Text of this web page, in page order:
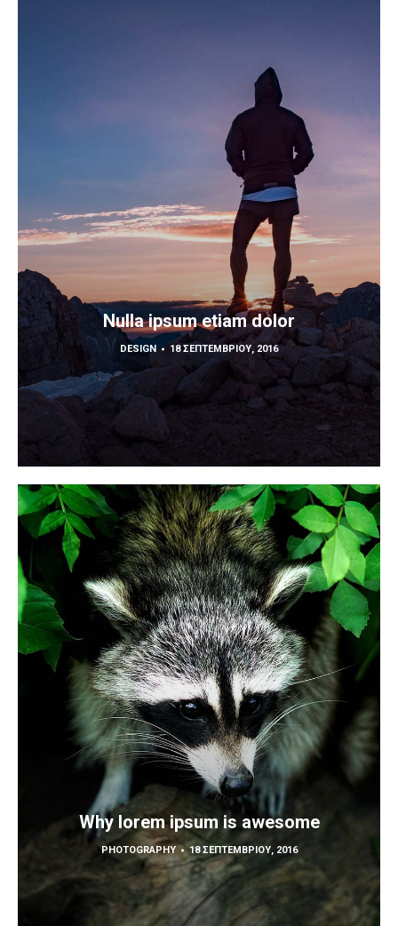
Nulla ipsum etiam dolor
DESIGN 18 ΣΕΠΤΕΜΒΡΊΟΥ, 2016
Why lorem ipsum is awesome
PHOTOGRAPHY 18 ΣΕΠΤΕΜΒΡΊΟΥ, 2016